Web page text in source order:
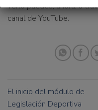
verlo puedes, ahora, a
canal de YouTube.
El inicio del módulo de
Legislación Deportiva